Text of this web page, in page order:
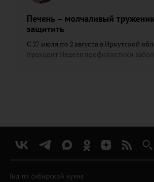
Печень – молчаливый
защитить
С 27 июля по 2 августа в Иркутской
проходит Неделя профилактики
Гид по сибирской кухне